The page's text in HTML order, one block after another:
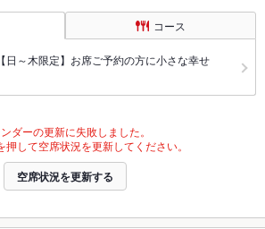
コース
日～木限定】お席ご予約の方に小さな幸せ
ダーの更新に失敗しました。
押して空席状況を更新してください。
空席状況を更新する